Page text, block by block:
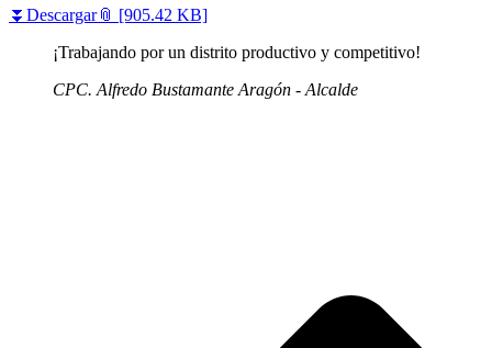
⏬Descargar📎 [905.42 KB]
¡Trabajando por un distrito productivo y competitivo!
CPC. Alfredo Bustamante Aragón - Alcalde